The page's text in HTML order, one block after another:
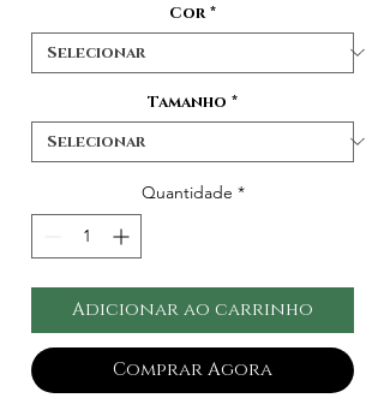
Cor *
Tamanho *
Quantidade *
Adicionar ao carrinho
Comprar Agora